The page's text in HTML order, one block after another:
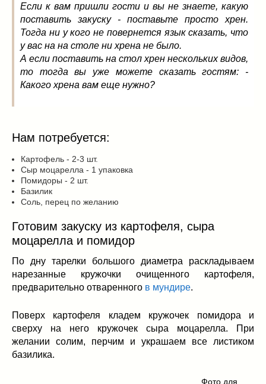
8 марта(1)
День всех влюбленных(3)
мужские даты(1)
Новогоднее меню (9)
(7)
Если к вам пришли гости и вы не знаете, какую
поставить закуску - поставьте просто хрен.
Тогда ни у кого не повернется язык сказать, что
у вас на на столе ни хрена не было.
А если поставить на стол хрен нескольких видов,
то тогда вы уже можете сказать гостям: -
Какого хрена вам еще нужно?
Нам потребуется:
Картофель - 2-3 шт.
Сыр моцарелла - 1 упаковка
Помидоры - 2 шт.
Базилик
Соль, перец по желанию
Готовим закуску из картофеля, сыра
моцарелла и помидор
По дну тарелки большого диаметра раскладываем
нарезанные кружочки очищенного картофеля,
предварительно отваренного в мундире.
Поверх картофеля кладем кружочек помидора и
сверху на него кружочек сыра моцарелла. При
желании солим, перчим и украшаем все листиком
базилика.
Фото для